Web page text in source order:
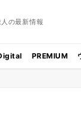
の最新情報
PREMIUM